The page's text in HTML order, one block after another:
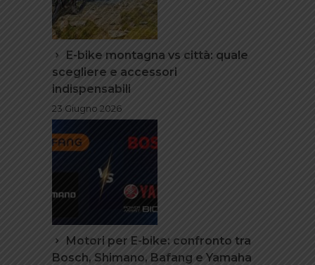
E-bike montagna vs città: quale
scegliere e accessori
indispensabili
23 Giugno 2026
Motori per E-bike: confronto tra
Bosch, Shimano, Bafang e Yamaha